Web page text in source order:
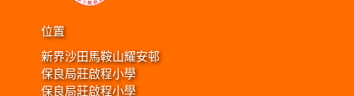
位置
新界沙田馬鞍山耀安邨
保良局莊啟程小學
保良局莊啟程小學